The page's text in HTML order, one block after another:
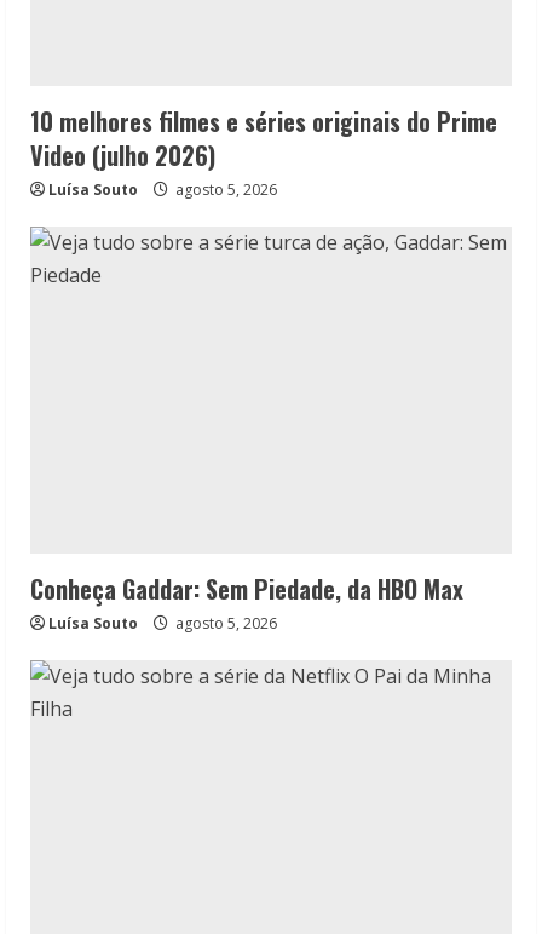
10 melhores filmes e séries originais do Prime
Video (julho 2026)
Luísa Souto agosto 5, 2026
Conheça Gaddar: Sem Piedade, da HBO Max
Luísa Souto agosto 5, 2026